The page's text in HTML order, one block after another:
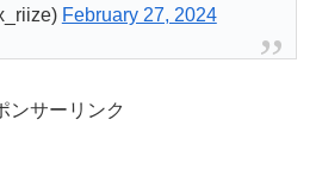
February 27, 2024
ンサーリンク